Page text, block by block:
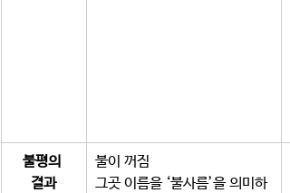
불평의
결과
불이 꺼짐
그곳 이름을 ‘불사름’을 의미하